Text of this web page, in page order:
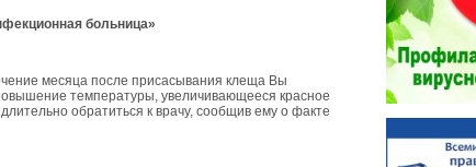
больница»
месяца после присасывания клеща Вы
температуры, увеличивающееся красное
обратиться к врачу, сообщив ему о факте